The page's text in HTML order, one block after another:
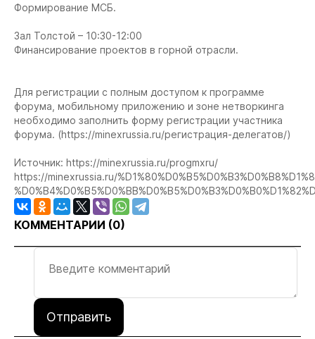
Формирование МСБ.
Зал Толстой – 10:30-12:00
Финансирование проектов в горной отрасли.
Для регистрации с полным доступом к программе
форума, мобильному приложению и зоне нетворкинга
необходимо заполнить форму регистрации участника
форума. (https://minexrussia.ru/регистрация-делегатов/)
Источник: https://minexrussia.ru/progmxru/
https://minexrussia.ru/
КОММЕНТАРИИ (0)
Отправить